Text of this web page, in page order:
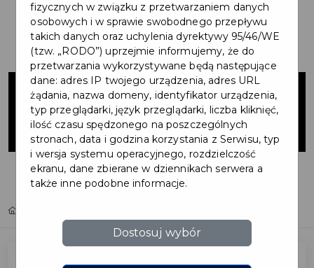
Zakup
defibrylatorów
fizycznych w związku z przetwarzaniem danych
osobowych i w sprawie swobodnego przepływu
takich danych oraz uchylenia dyrektywy 95/46/WE
(tzw. „RODO”) uprzejmie informujemy, że do
przetwarzania wykorzystywane będą następujące
dane: adres IP twojego urządzenia, adres URL
żądania, nazwa domeny, identyfikator urządzenia,
typ przeglądarki, język przeglądarki, liczba kliknięć,
ilość czasu spędzonego na poszczególnych
stronach, data i godzina korzystania z Serwisu, typ
i wersja systemu operacyjnego, rozdzielczość
ekranu, dane zbierane w dziennikach serwera a
także inne podobne informacje.
Dostosuj wybór